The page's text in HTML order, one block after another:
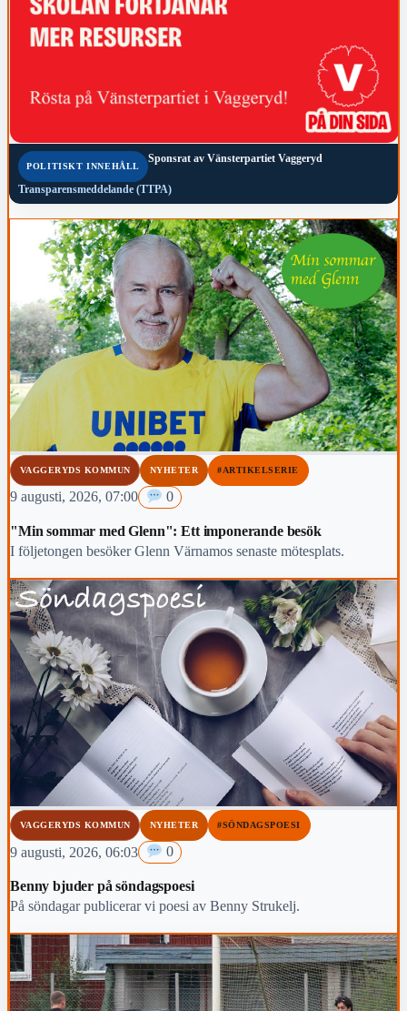
POLITISKT INNEHÅLL
Sponsrat av Vänsterpartiet Vaggeryd
Transparensmeddelande (TTPA)
VAGGERYDS KOMMUN NYHETER #ARTIKELSERIE
9 augusti, 2026, 07:00 0
"Min sommar med Glenn": Ett imponerande besök
I följetongen besöker Glenn Värnamos senaste mötesplats.
VAGGERYDS KOMMUN NYHETER #SÖNDAGSPOESI
9 augusti, 2026, 06:03 0
Benny bjuder på söndagspoesi
På söndagar publicerar vi poesi av Benny Strukelj.